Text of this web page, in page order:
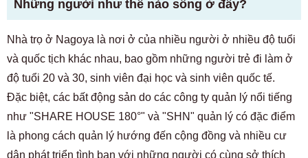
Những người như thế nào sống ở đây?
Nhà trọ ở Nagoya là nơi ở của nhiều người ở nhiều độ tuổi
và quốc tịch khác nhau, bao gồm những người trẻ đi làm ở
độ tuổi 20 và 30, sinh viên đại học và sinh viên quốc tế.
Đặc biệt, các bất động sản do các công ty quản lý nổi tiếng
như "SHARE HOUSE 180°" và "SHN" quản lý có đặc điểm
là phong cách quản lý hướng đến cộng đồng và nhiều cư
dân phát triển tình bạn với những người có cùng sở thích